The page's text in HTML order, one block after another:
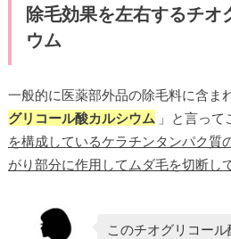
除毛効果を左右するチオ
ウム
一般的に医薬部外品の除毛料に含ま
グリコール酸カルシウム 」と言って
を構成しているケラチンタンパク質
がり部分に作用してムダ毛を切断し
このチオグリコー